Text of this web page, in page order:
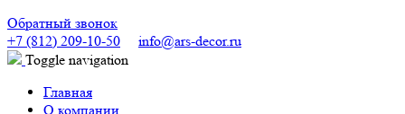
Обратный звонок
+7 (812) 209-10-50
info@ars-decor.ru
Toggle navigation
Главная
О компании